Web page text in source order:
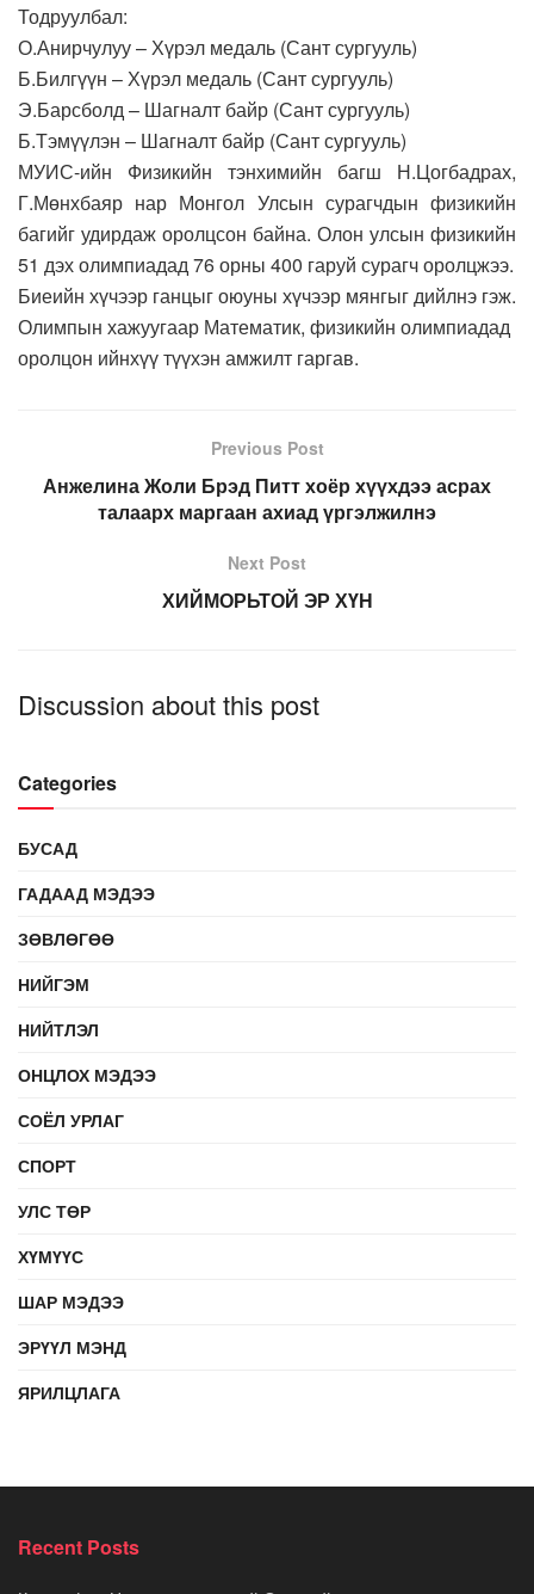
Тодруулбал:
О.Анирчулуу – Хүрэл медаль (Сант сургууль)
Б.Билгүүн – Хүрэл медаль (Сант сургууль)
Э.Барсболд – Шагналт байр (Сант сургууль)
Б.Тэмүүлэн – Шагналт байр (Сант сургууль)
МУИС-ийн Физикийн тэнхимийн багш Н.Цогбадрах,
Г.Мөнхбаяр нар Монгол Улсын сурагчдын физикийн
багийг удирдаж оролцсон байна. Олон улсын физикийн
51 дэх олимпиадад 76 орны 400 гаруй сурагч оролцжээ.
Биеийн хүчээр ганцыг оюуны хүчээр мянгыг дийлнэ гэж.
Олимпын хажуугаар Математик, физикийн олимпиадад
оролцон ийнхүү түүхэн амжилт гаргав.
Previous Post
Анжелина Жоли Брэд Питт хоёр хүүхдээ асрах
талаарх маргаан ахиад үргэлжилнэ
Next Post
ХИЙМОРЬТОЙ ЭР ХҮН
Discussion about this post
Categories
БУСАД
ГАДААД МЭДЭЭ
ЗӨВЛӨГӨӨ
НИЙГЭМ
НИЙТЛЭЛ
ОНЦЛОХ МЭДЭЭ
СОЁЛ УРЛАГ
СПОРТ
УЛС ТӨР
ХҮМҮҮС
ШАР МЭДЭЭ
ЭРҮҮЛ МЭНД
ЯРИЛЦЛАГА
Recent Posts